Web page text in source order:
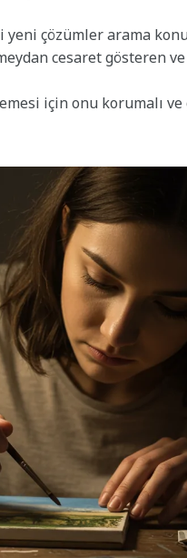
yeni çözümler arama
cesaret gösteren
için onu korumalı